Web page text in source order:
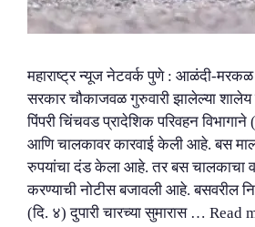
महाराष्ट्र न्यूज नेटवर्क पुणे : आळंदी-मरकळ
सरकार चौकाजवळ गुरुवारी झालेल्या
पिंपरी चिंचवड प्रादेशिक परिवहन
आणि चालकावर कारवाई केली आहे. बस
रुपयांचा दंड केला आहे. तर बस चालकाचा
करण्याची नोटीस बजावली आहे. बसवरील
(दि. ४) दुपारी चारच्या सुमारास … Read